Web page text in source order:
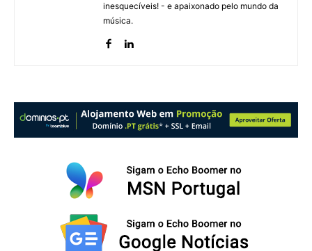
inesquecíveis! - e apaixonado pelo mundo da
música.